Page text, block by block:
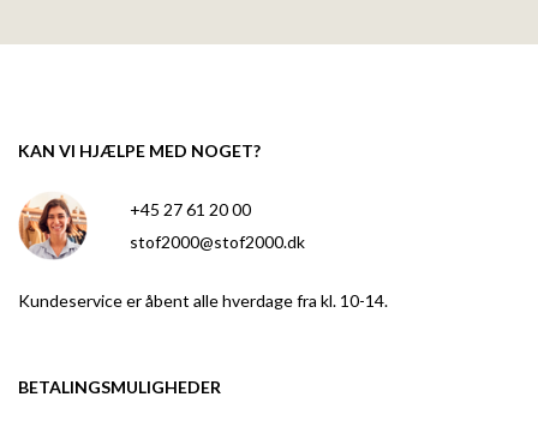
KAN VI HJÆLPE MED NOGET?
+45 27 61 20 00
stof2000@stof2000.dk
Kundeservice er åbent alle hverdage fra kl. 10-14.
BETALINGSMULIGHEDER